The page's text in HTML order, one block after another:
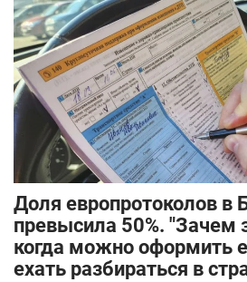
Доля европротоколов в
превысила 50%. "Зачем
когда можно оформить
ехать разбираться в